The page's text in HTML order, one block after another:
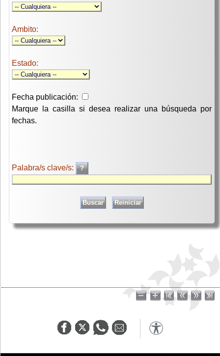
Ambito:
Estado:
Fecha publicación:
Marque la casilla si desea realizar una búsqueda por
fechas.
Palabra/s clave/s: